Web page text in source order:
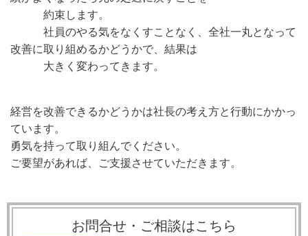
約束します。
社員のやる気をなくすことなく、全社一丸となって
改善に取り組めるかどうかで、結果は
大きく変わってきます。
経営を改善できるかどうかは社長の考え方と行動にかかっ
ています。
勇気を持って取り組んでください。
ご要望があれば、ご支援させていただきます。
お問合せ・ご相談はこちら